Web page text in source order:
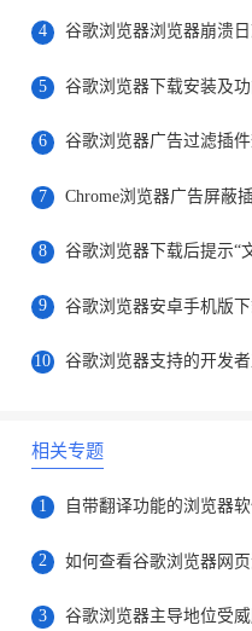
4
5
6 谷歌浏览器广告过滤插
7
8
9 谷歌浏览器安卓手机版
10 谷歌浏览器支持的开发
相关专题
1 自带翻译功能的浏览器
2 如何查看谷歌浏览器网
3